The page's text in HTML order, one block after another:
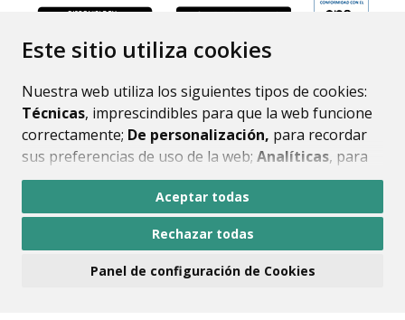
Este sitio utiliza cookies
Nuestra web utiliza los siguientes tipos de cookies:
Técnicas, imprescindibles para que la web funcione
correctamente; De personalización, para recordar
sus preferencias de uso de la web; Analíticas, para
mejorar el funcionamiento de la web y sus servicios.
Si acepta pulsando el botón“Aceptar todas”
consideramos que acepta su uso. Si pulsa el botón
ninguna acción, se guardarán las cookies técnicas
Aceptar todas
Rechazar todas
Panel de configuración de Cookies